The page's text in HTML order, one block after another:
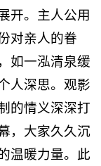
开。主人公用
对亲人的眷
如一泓清泉缓
人深思。观影
的情义深深打
，大家久久沉
温暖力量。此